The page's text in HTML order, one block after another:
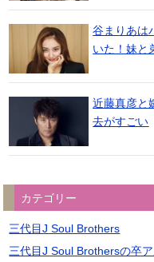
谷まりあは
いた！妹と
近藤真彦と
去がすごい
カテゴリー
三代目J Soul Brothers
三代目J Soul Brothersの卒